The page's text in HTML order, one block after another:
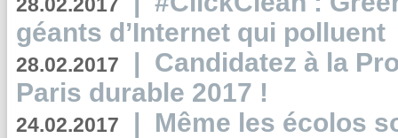
géants d’Internet qui polluent
28.02.2017 | Candidatez à la
Paris durable 2017 !
24.02.2017 | Même les écolos